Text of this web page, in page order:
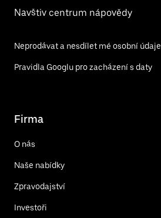
Navštiv centrum nápovědy
Neprodávat a nesdílet mé osobní údaje
Pravidla Googlu pro zacházení s daty
Firma
O nás
Naše nabídky
Zpravodajství
Investoři